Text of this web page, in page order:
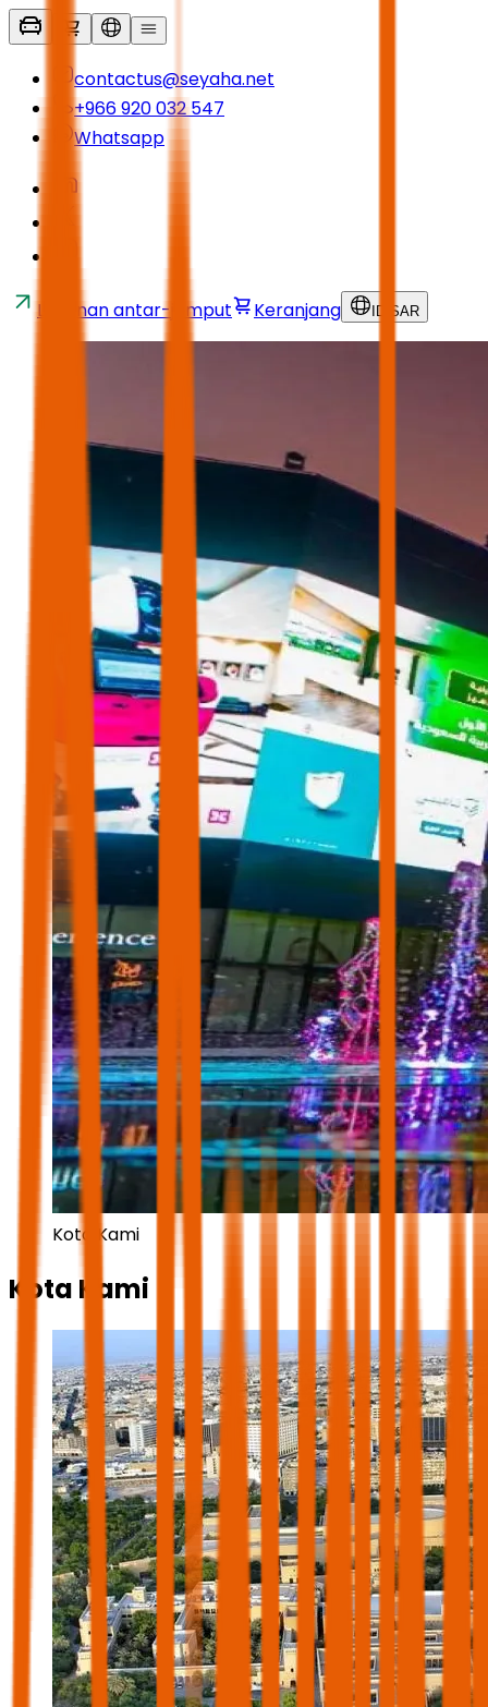
contactus@seyaha.net
+966 920 032 547
Whatsapp
Layanan antar-jemput Keranjang ID SAR
Kota Kami
Kota Kami